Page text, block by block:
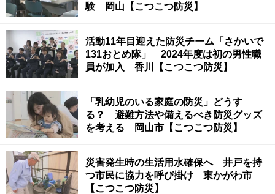
験 岡山【こつこつ防災】
活動11年目迎えた防災チーム「さかいで
131おとめ隊」 2024年度は初の男性職
員が加入 香川【こつこつ防災】
「乳幼児のいる家庭の防災」どうす
る？ 避難方法や備えるべき防災グッズ
を考える 岡山市【こつこつ防災】
災害発生時の生活用水確保へ 井戸を持
つ市民に協力を呼び掛け 東かがわ市
【こつこつ防災】